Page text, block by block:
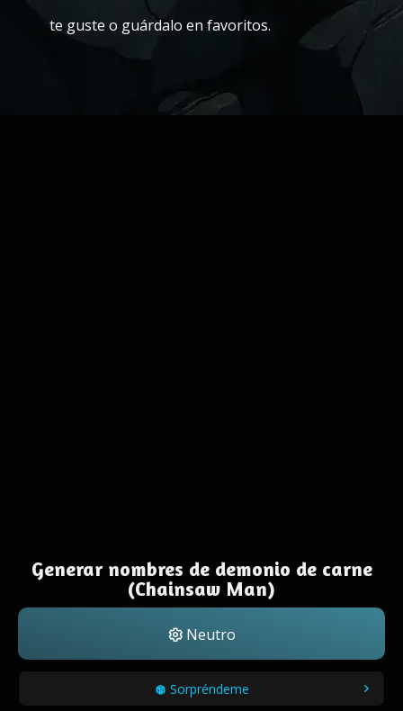
te guste o guárdalo en favoritos.
Generar nombres de demonio de carne
(Chainsaw Man)
Neutro
Sorpréndeme